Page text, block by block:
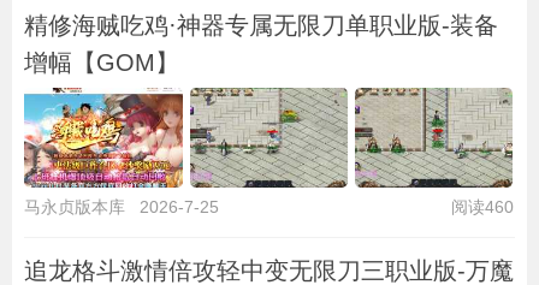
精修海贼吃鸡·神器专属无限刀单职业版-装备
增幅【GOM】
马永贞版本库 2026-7-25 阅读460
追龙格斗激情倍攻轻中变无限刀三职业版-万魔